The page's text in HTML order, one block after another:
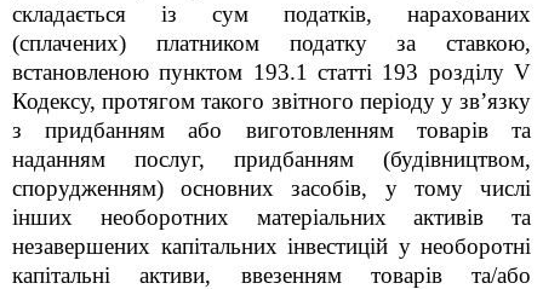
складається із сум податків, нарахованих
(сплачених) платником податку за ставкою,
встановленою пунктом 193.1 статті 193 розділу V
Кодексу, протягом такого звітного періоду у зв’язку
з придбанням або виготовленням товарів та
наданням послуг, придбанням (будівництвом,
спорудженням) основних засобів, у тому числі
інших необоротних матеріальних активів та
незавершених капітальних інвестицій у необоротні
капітальні активи, ввезенням товарів та/або